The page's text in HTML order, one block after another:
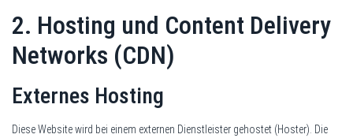
2. Hosting und Content Delivery
Networks (CDN)
Externes Hosting
Diese Website wird bei einem externen Dienstleister gehostet (Hoster). Die